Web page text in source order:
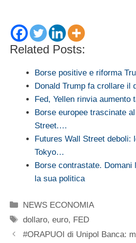
Related Posts:
Borse positive e riforma
Donald Trump fa crollare il
Fed, Yellen rinvia aumento
Borse europee trascinate
Street.…
Futures Wall Street deboli:
Tokyo…
Borse contrastate. Domani
la sua politica
Categorie
NEWS ECONOMIA
Tag
dollaro,euro, FED
#ORAPUOI di Unipol Banca: